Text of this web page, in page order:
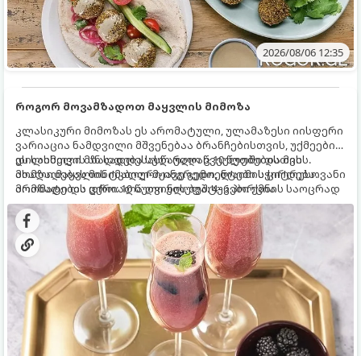
2026/08/06 12:35
როგორ მოვამზადოთ მაყვლის მიმოზა
კლასიკური მიმოზას ეს არომატული, ულამაზესი იისფერი
ვარიაცია ნამდვილი მშვენებაა ბრანჩებისთვის, უქმეების
დილისთვის ან სადღესასწაულო წვეულებებისთვის.
ახალი მაყვლის ტკბილ-მჟავე გემო, ლაიმის ციტრუსოვანი
არომატი და ცქრიალა ღვინის ბუშტუკები ქმნის საოცრად
დახვეწილ და მაგრილებელ კოქტეილს.
ეს სასმელი მზადდება სულ რაღაც 10 წუთში და მის
მომზადებას მინიმალური ინგრედიენტები სჭირდება.
მომზადების დრო: 10 წუთი ულუფა: 4–6 პორცია